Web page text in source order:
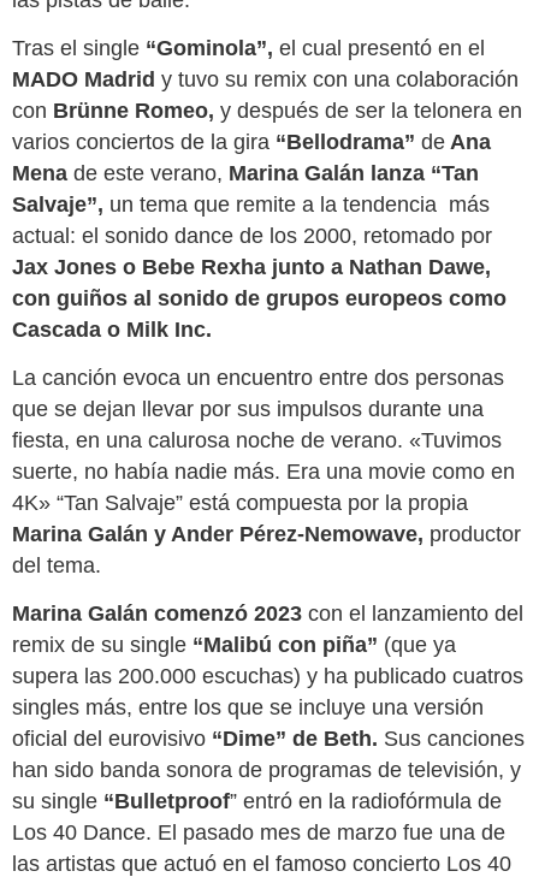
Tras el single “Gominola”, el cual presentó en el
MADO Madrid y tuvo su remix con una colaboración
con Brünne Romeo, y después de ser la telonera en
varios conciertos de la gira “Bellodrama” de Ana
Mena de este verano, Marina Galán lanza “Tan
Salvaje”, un tema que remite a la tendencia más
actual: el sonido dance de los 2000, retomado por
Jax Jones o Bebe Rexha junto a Nathan Dawe,
con guiños al sonido de grupos europeos como
Cascada o Milk Inc.
La canción evoca un encuentro entre dos personas
que se dejan llevar por sus impulsos durante una
fiesta, en una calurosa noche de verano. «Tuvimos
suerte, no había nadie más. Era una movie como en
4K» “Tan Salvaje” está compuesta por la propia
Marina Galán y Ander Pérez-Nemowave, productor
del tema.
Marina Galán comenzó 2023 con el lanzamiento del
remix de su single “Malibú con piña” (que ya
supera las 200.000 escuchas) y ha publicado cuatros
singles más, entre los que se incluye una versión
oficial del eurovisivo “Dime” de Beth. Sus canciones
han sido banda sonora de programas de televisión, y
su single “Bulletproof” entró en la radiofórmula de
Los 40 Dance. El pasado mes de marzo fue una de
las artistas que actuó en el famoso concierto Los 40